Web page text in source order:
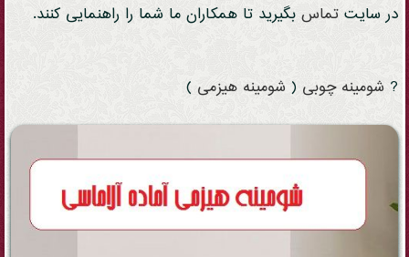
در سایت تماسبگیرید تا همکاران ما شما را راهنمایی کنند.
? شومینه چوبی ( شومینه هیزمی )